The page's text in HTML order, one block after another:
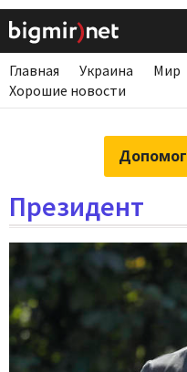
Главная Украина Мир
Хорошие новости
Президент